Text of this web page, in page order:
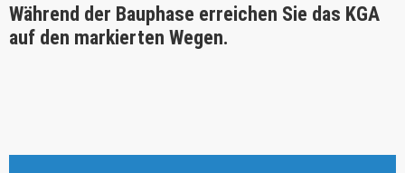
Während der Bauphase erreichen Sie das KGA
auf den markierten Wegen.